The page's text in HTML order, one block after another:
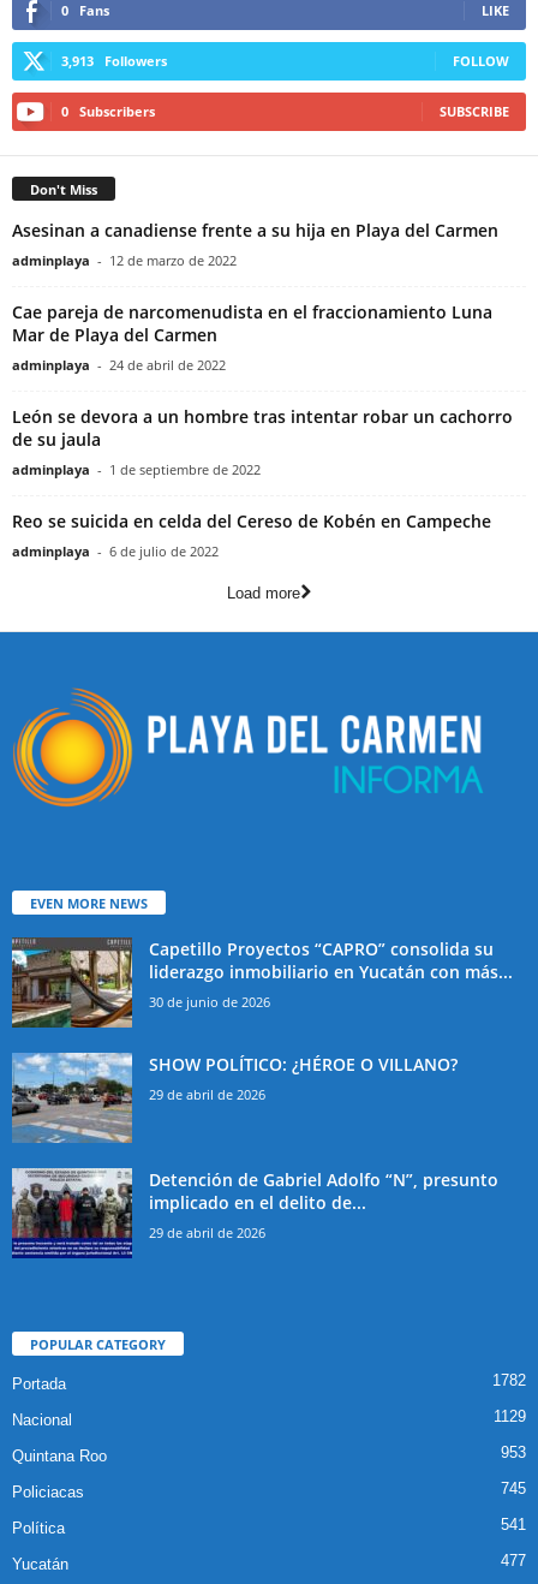
0 Fans LIKE
3,913 Followers FOLLOW
0 Subscribers SUBSCRIBE
Don't Miss
Asesinan a canadiense frente a su hija en Playa del Carmen
adminplaya - 12 de marzo de 2022
Cae pareja de narcomenudista en el fraccionamiento Luna
Mar de Playa del Carmen
adminplaya - 24 de abril de 2022
León se devora a un hombre tras intentar robar un cachorro
de su jaula
adminplaya - 1 de septiembre de 2022
Reo se suicida en celda del Cereso de Kobén en Campeche
adminplaya - 6 de julio de 2022
Load more
EVEN MORE NEWS
Capetillo Proyectos “CAPRO” consolida su
liderazgo inmobiliario en Yucatán con más...
30 de junio de 2026
SHOW POLÍTICO: ¿HÉROE O VILLANO?
29 de abril de 2026
Detención de Gabriel Adolfo “N”, presunto
implicado en el delito de...
29 de abril de 2026
POPULAR CATEGORY
Portada 1782
Nacional 1129
Quintana Roo 953
Policiacas 745
Política 541
Yucatán 477